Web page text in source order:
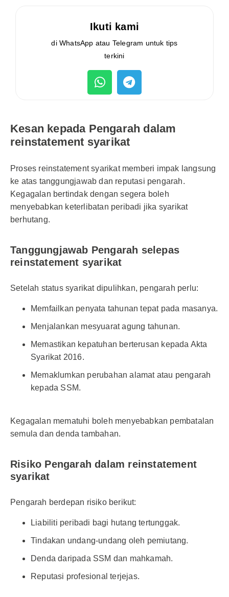
Ikuti kami
di WhatsApp atau Telegram untuk tips
terkini
Kesan kepada Pengarah dalam
reinstatement syarikat
Proses reinstatement syarikat memberi impak langsung
ke atas tanggungjawab dan reputasi pengarah.
Kegagalan bertindak dengan segera boleh
menyebabkan keterlibatan peribadi jika syarikat
berhutang.
Tanggungjawab Pengarah selepas
reinstatement syarikat
Setelah status syarikat dipulihkan, pengarah perlu:
Memfailkan penyata tahunan tepat pada masanya.
Menjalankan mesyuarat agung tahunan.
Memastikan kepatuhan berterusan kepada Akta
Syarikat 2016.
Memaklumkan perubahan alamat atau pengarah
kepada SSM.
Kegagalan mematuhi boleh menyebabkan pembatalan
semula dan denda tambahan.
Risiko Pengarah dalam reinstatement
syarikat
Pengarah berdepan risiko berikut:
Liabiliti peribadi bagi hutang tertunggak.
Tindakan undang-undang oleh pemiutang.
Denda daripada SSM dan mahkamah.
Reputasi profesional terjejas.